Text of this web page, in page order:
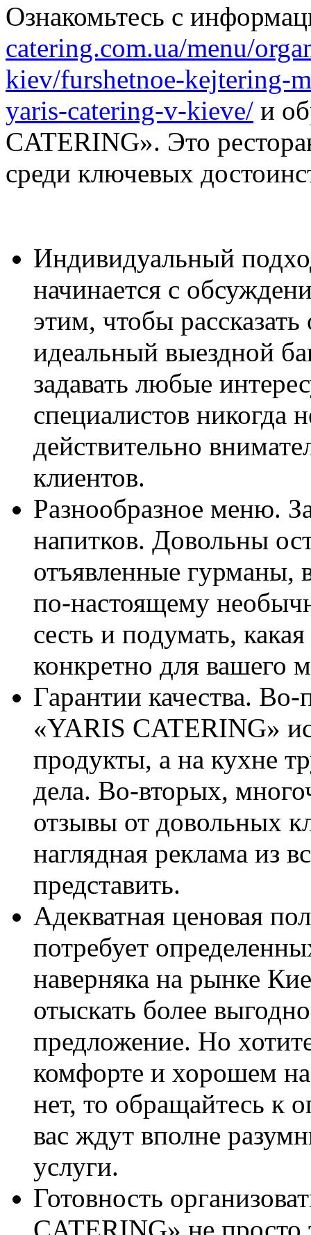
Ознакомьтесь с
catering.com.ua/menu/
kiev/furshetnoe-kejtering-
yaris-catering-v-kieve/ и
CATERING». Это
среди ключевых
Индивидуальный
начинается с
этим, чтобы
идеальный выездной
задавать любые
специалистов никогда
действительно
клиентов.
Разнообразное меню.
напитков. Довольны
отъявленные гурманы,
по-настоящему
сесть и подумать,
конкретно для вашего
Гарантии качества.
«YARIS CATERING»
продукты, а на кухне
дела. Во-вторых,
отзывы от довольных
наглядная реклама из
представить.
Адекватная ценовая
потребует
наверняка на рынке
отыскать более
предложение. Но
комфорте и хорошем
нет, то обращайтесь к
вас ждут вполне
услуги.
Готовность
CATERING» не